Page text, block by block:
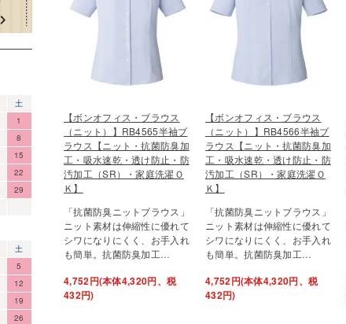
【ボンオフィス・ブラウス
（ニット）】RB4565半袖ブ
ラウス【ニット・抗菌防臭加
工・吸水速乾・透け防止・防
汚加工（SR）・家庭洗濯Ｏ
Ｋ】
「抗菌防臭ニットブラウス」
ニット素材は伸縮性に優れて
シワになりにくく、お手入れ
も簡単。抗菌防臭加工…
4,752円(本体4,320円、税
432円)
【ボンオフィス・ブラウス
（ニット）】RB4566半袖ブ
ラウス【ニット・抗菌防臭加
工・吸水速乾・透け防止・防
汚加工（SR）・家庭洗濯Ｏ
Ｋ】
「抗菌防臭ニットブラウス」
ニット素材は伸縮性に優れて
シワになりにくく、お手入れ
も簡単。抗菌防臭加工…
4,752円(本体4,320円、税
432円)
土
1
8
15
22
29
土
5
12
19
26